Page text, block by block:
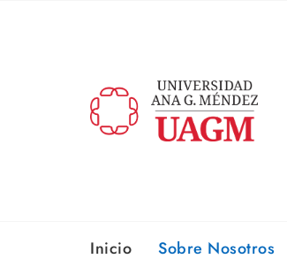
Inicio Sobre Nosotros​